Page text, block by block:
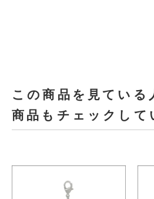
この商品を見ている
商品もチェックして